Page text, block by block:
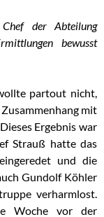
der Abteilung
bewusst
partout nicht,
mit
Ergebnis war
Strauß hatte das
und die
Gundolf Köhler
verharmlost.
Woche vor der